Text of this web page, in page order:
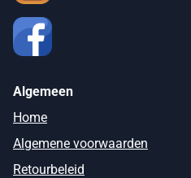
Algemeen
Home
Algemene voorwaarden
Retourbeleid